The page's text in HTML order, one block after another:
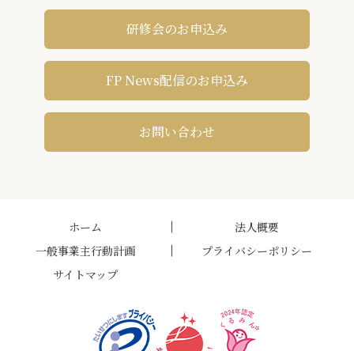
研修会のお申込み
FP News配信のお申込み
お問い合わせ
ホーム
法人概要
一般事業主行動計画
プライバシーポリシー
サイトマップ